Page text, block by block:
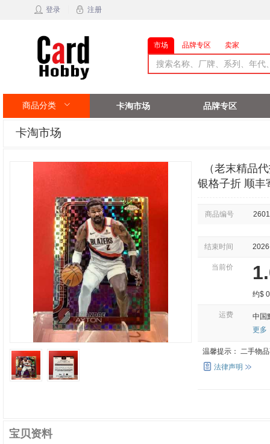
登录 注册
市场 品牌专区 卖家
商品分类 卡淘市场 品牌专区
卡淘市场
（老末精品
银格子折 顺丰
商品编号
结束时间
当前价
约$
运费
中国
更多
温馨提示：
二手物
法律声明
宝贝资料